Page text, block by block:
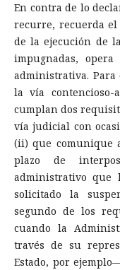
En contra de lo
recurre, recuerda el
de la ejecución de
impugnadas,
administrativa.
la vía contencioso-
cumplan dos
vía judicial con
(ii) que comunique
plazo de
administrativo que
solicitado la
segundo de los
cuando la
través de su
Estado, por